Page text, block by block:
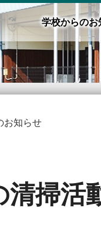
学校からのお
お知らせ
清掃活